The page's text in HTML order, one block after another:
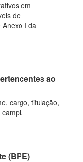
em
de
Anexo I da
ao
cargo, titulação,
(BPE)